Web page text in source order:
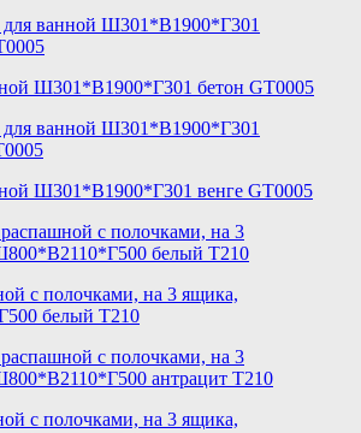
Ш301*В1900*Г301 бетон GT0005
Ш301*В1900*Г301 венге GT0005
с полочками, на 3 ящика,
белый T210
с полочками, на 3 ящика,